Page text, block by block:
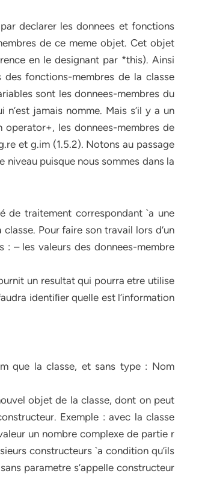
declarer les donnees et fonctions
de ce meme objet. Cet objet
en le designant par *this). Ainsi
des fonctions-membres de la classe
sont les donnees-membres du
jamais nomme. Mais s’il y a un
les donnees-membres de
et g.im (1.5.2). Notons au passage
niveau puisque nous sommes dans la
de traitement correspondant `a une
Pour faire son travail lors d’un
: – les valeurs des donnees-membre
un resultat qui pourra etre utilise
identiﬁer quelle est l’information
que la classe, et sans type : Nom
objet de la classe, dont on peut
Exemple : avec la classe
un nombre complexe de partie r
constructeurs `a condition qu’ils
parametre s’appelle constructeur